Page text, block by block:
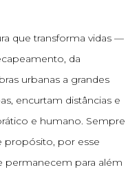
que transforma vidas —
da
urbanas a grandes
encurtam distâncias e
e humano. Sempre
propósito, por esse
permanecem para além